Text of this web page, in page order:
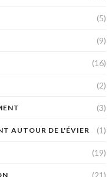
(5)
(9)
(16)
(2)
(3)
AUTOUR DE L'ÉVIER (1)
(19)